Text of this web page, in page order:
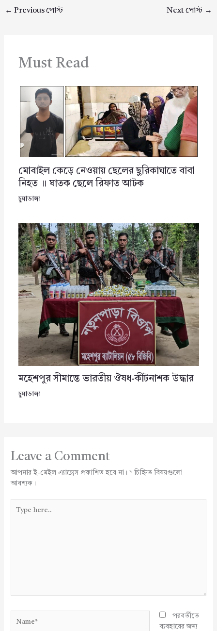
← Previous পোস্ট Next পোস্ট →
Must Read
মোবাইল কেড়ে নেওয়ায় ছেলের ছুরিকাঘাতে বাবা
নিহত ॥ ঘাতক ছেলে রিফাত আটক
চুয়াডাঙ্গা
মহেশপুর সীমান্তে ভারতীয় ঔষধ-কীটনাশক উদ্ধার
চুয়াডাঙ্গা
Leave a Comment
আপনার ই-মেইল এ্যাড্রেস প্রকাশিত হবে না। *চিহ্নিত বিষয়গুলো
আবশ্যক।
here..
পরবর্তীতে
ব্যবহারের জন্য